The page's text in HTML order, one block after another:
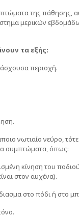
της πάθησης,
μερικών
τα εξής:
περιοχή.
νωτιαίο νεύρο,
συμπτώματα, όπως:
κίνηση του
στον αυχένα).
στο πόδι ή στο